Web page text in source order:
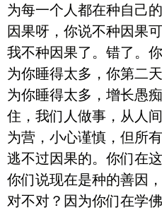
为每一个人都在种自己
因果呀，你说不种因果
我不种因果了。错了。
为你睡得太多，你第二
为你睡得太多，增长愚
住，我们人做事，从人
为营，小心谨慎，但所
逃不过因果的。你们在
你们说现在是种的善因
对不对？因为你们在学